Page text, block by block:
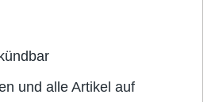
und alle Artikel auf